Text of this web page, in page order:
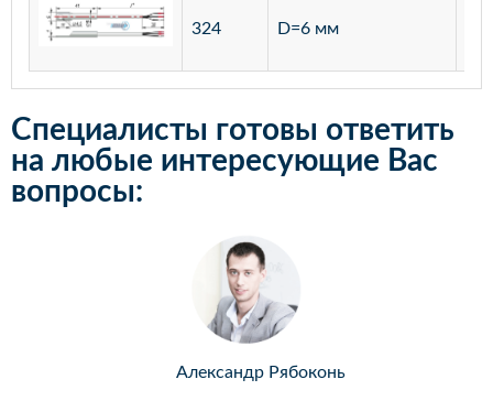
324 D=6 мм
Специалисты готовы ответить
на любые интересующие Вас
вопросы:
Александр Рябоконь